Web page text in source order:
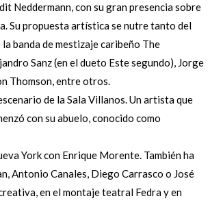
Neddermann, con su gran presencia sobre
Su propuesta artística se nutre tanto del
banda de mestizaje caribeño The
Sanz (en el dueto Este segundo), Jorge
Thomson, entre otros.
de la Sala Villanos. Un artista que
con su abuelo, conocido como
York con Enrique Morente. También ha
Antonio Canales, Diego Carrasco o José
en el montaje teatral Fedra y en